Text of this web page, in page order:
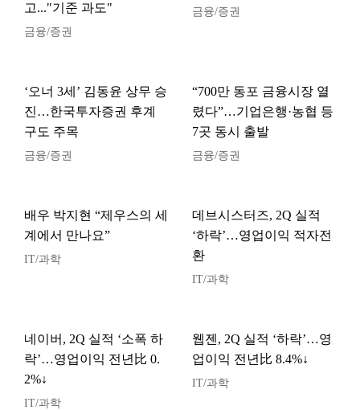
고..."기준 과도"
금융/증권
금융/증권
‘오너 3세’ 김동윤 상무 승
진…한국투자증권 후계
구도 주목
금융/증권
“700만 동포 금융시장 열
렸다”…기업은행·농협 등
7곳 동시 출발
금융/증권
배우 박지현 “제우스의 세
계에서 만나요”
IT/과학
데브시스터즈, 2Q 실적
‘하락’…영업이익 적자전
환
IT/과학
네이버, 2Q 실적 ‘소폭 하
락’…영업이익 전년比 0.
2%↓
IT/과학
웹젠, 2Q 실적 ‘하락’…영
업이익 전년比 8.4%↓
IT/과학